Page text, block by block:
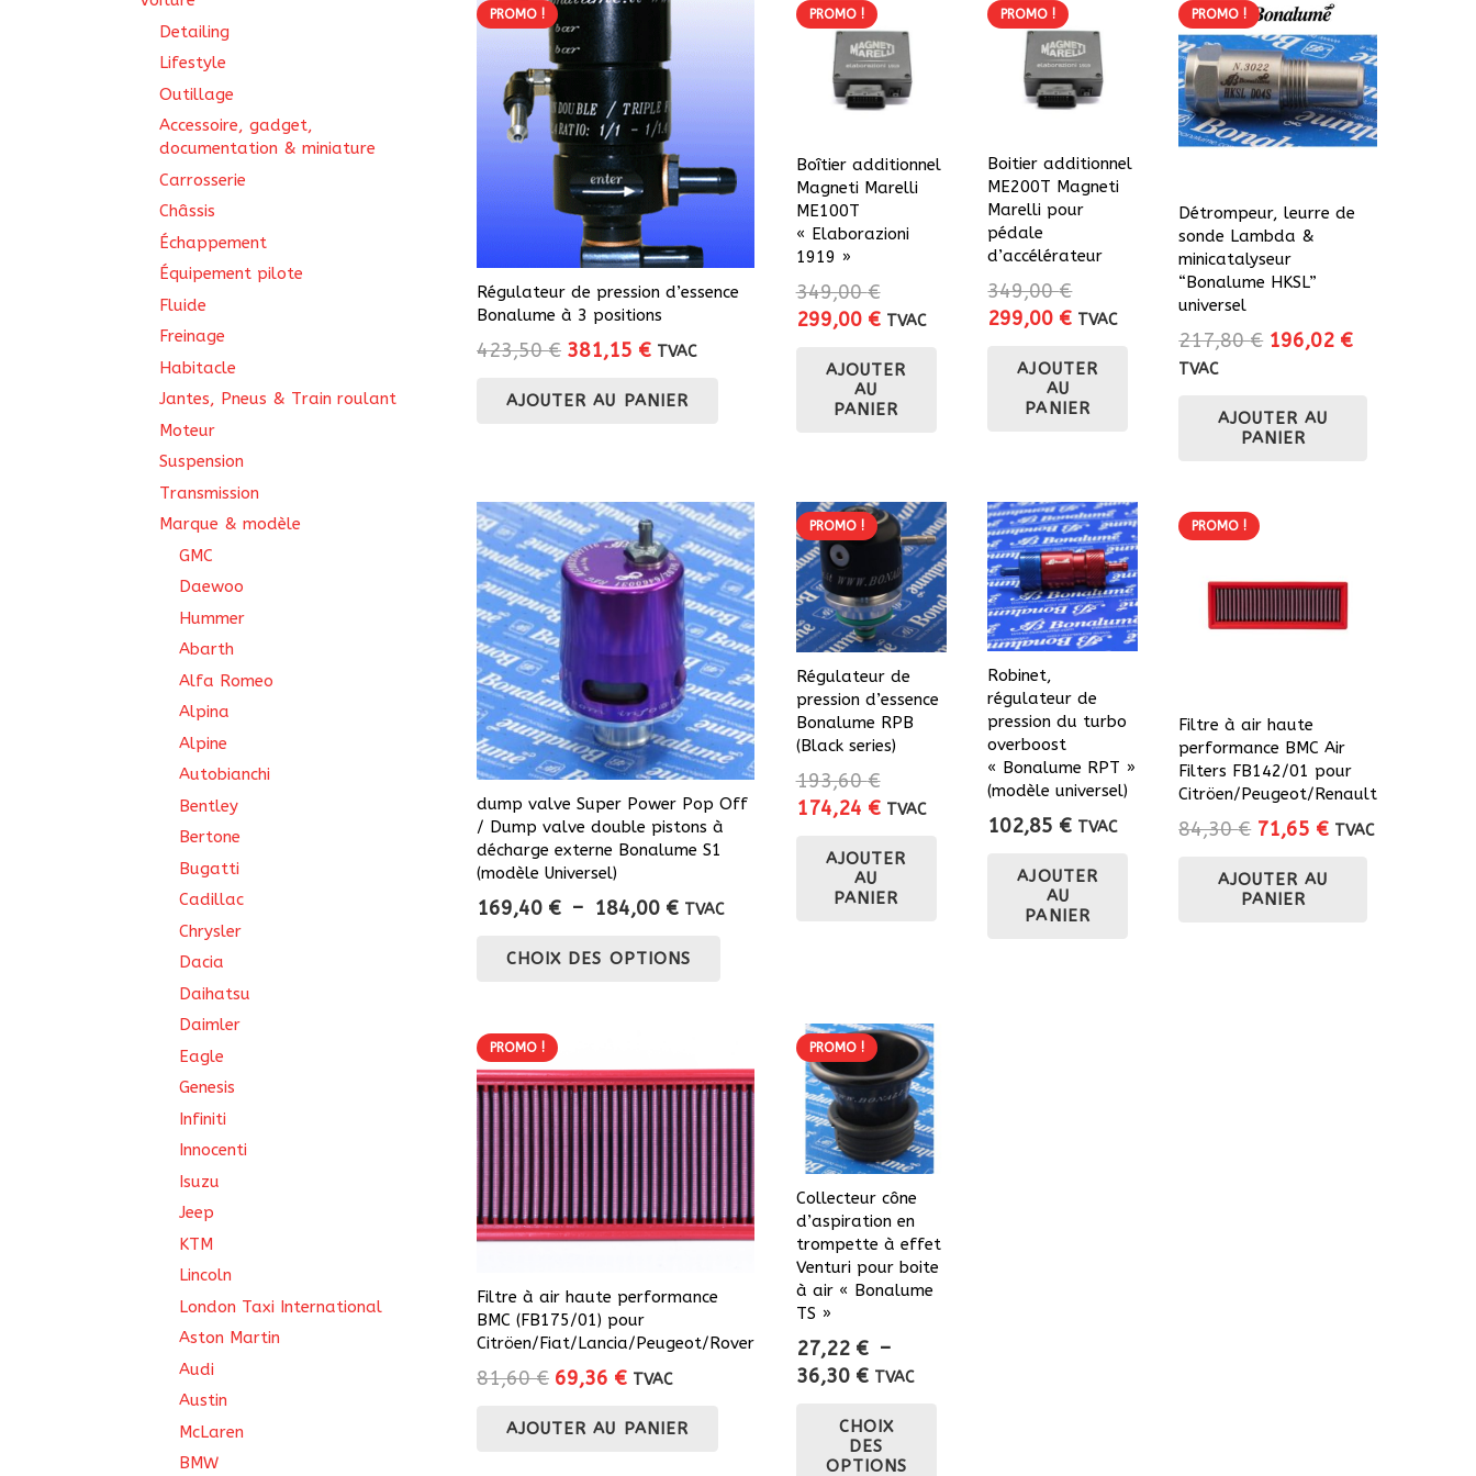
PROMO !
Régulateur de pression d’essence
Bonalume à 3 positions
423,50€ Le
initial
381,15 €Le
actuel
TVAC
AJOUTER AU PANIER
PROMO !
Boîtier additionnel
Magneti Marelli
ME100T
« Elaborazioni
1919 »
349,00€
Le
initial
était :
299,00 €Le
actuel
est :
TVAC
AJOUTER
AU
PANIER
PROMO !
Boitier additionnel
ME200T Magneti
Marelli pour
pédale
d’accélérateur
349,00€
Le
initial
était :
299,00 €Le
actuel
est :
TVAC
AJOUTER
AU
PANIER
PROMO !
Détrompeur, leurre de
sonde Lambda &
minicatalyseur
“Bonalume HKSL”
universel
217,80€ Le
était :
217,80 €.
196,02 €Le
TVAC
AJOUTER AU
PANIER
dump valve Super Power Pop Off
/ Dump valve double pistons à
décharge externe Bonalume S1
(modèle Universel)
169,40 € – 184,00 €Plage
prix :
TVAC
CHOIX DES OPTIONS
variations.
Les
options
peuvent
être
choisies
sur
produit
PROMO !
Régulateur de
pression d’essence
Bonalume RPB
(Black series)
193,60€
Le
initial
était :
174,24 €Le
actuel
est :
TVAC
AJOUTER
AU
PANIER
Robinet,
régulateur de
pression du turbo
overboost
« Bonalume RPT »
(modèle universel)
102,85 € TVAC
AJOUTER
AU
PANIER
PROMO !
Filtre à air haute
performance BMC Air
Filters FB142/01 pour
Citröen/Peugeot/Renault
84,30€ Le
initial
était :
71,65 €Le
TVAC
AJOUTER AU
PANIER
PROMO !
Filtre à air haute performance
BMC (FB175/01) pour
Citröen/Fiat/Lancia/Peugeot/Rover
81,60€ Le
initial
69,36 €Le
actuel
TVAC
AJOUTER AU PANIER
PROMO !
Collecteur cône
d’aspiration en
trompette à effet
Venturi pour boite
à air « Bonalume
TS »
27,22 € –
36,30 €Plage
prix :
27,22 €
TVAC
CHOIX
DES
OPTIONS
Detailing
Lifestyle
Outillage
Accessoire, gadget,
documentation & miniature
Carrosserie
Châssis
Échappement
Équipement pilote
Fluide
Freinage
Habitacle
Jantes, Pneus & Train roulant
Moteur
Suspension
Transmission
Marque & modèle
GMC
Daewoo
Hummer
Abarth
Alfa Romeo
Alpina
Alpine
Autobianchi
Bentley
Bertone
Bugatti
Cadillac
Chrysler
Dacia
Daihatsu
Daimler
Eagle
Genesis
Infiniti
Innocenti
Isuzu
Jeep
KTM
Lincoln
London Taxi International
Aston Martin
Audi
Austin
McLaren
BMW